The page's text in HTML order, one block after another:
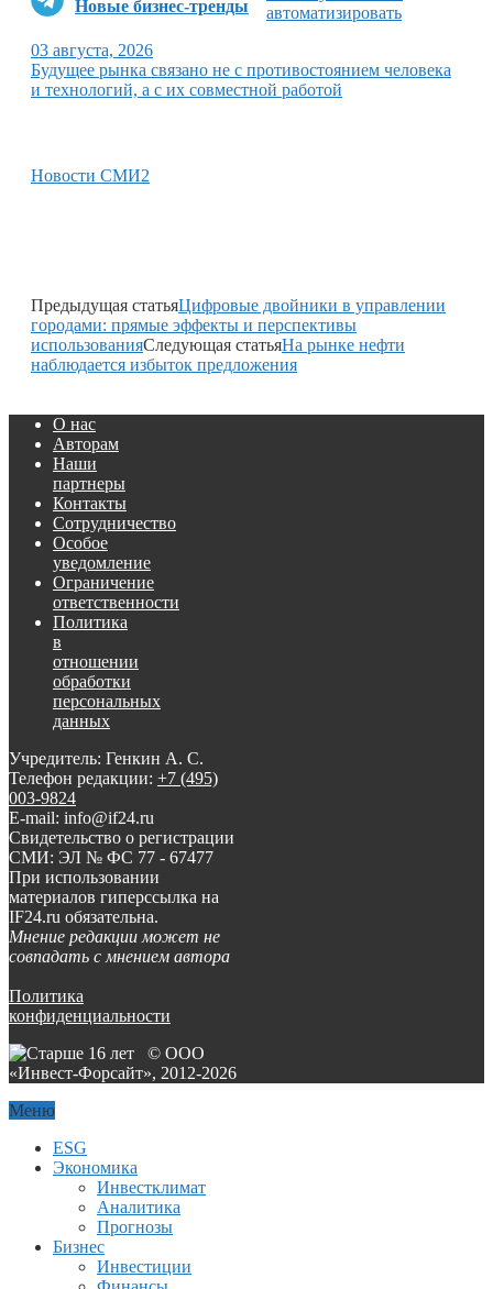
Новые бизнес-тренды
автоматизировать
03 августа, 2026
Будущее рынка связано не с противостоянием человека
и технологий, а с их совместной работой
Новости СМИ2
Предыдущая статьяЦифровые двойники в управлении
городами: прямые эффекты и перспективы
использованияСледующая статьяНа рынке нефти
наблюдается избыток предложения
О нас
Авторам
Наши
партнеры
Контакты
Сотрудничество
Особое
уведомление
Ограничение
ответственности
Политика
в
отношении
обработки
персональных
данных
Учредитель: Генкин А. С.
Телефон редакции: +7 (495)
003-9824
E-mail: info@if24.ru
Свидетельство о регистрации
СМИ: ЭЛ № ФС 77 - 67477
При использовании
материалов гиперссылка на
IF24.ru обязательна.
Мнение редакции может не
совпадать с мнением автора
Политика
конфиденциальности
© ООО
«Инвест-Форсайт», 2012-2026
Меню
ESG
Экономика
Инвестклимат
Аналитика
Прогнозы
Бизнес
Инвестиции